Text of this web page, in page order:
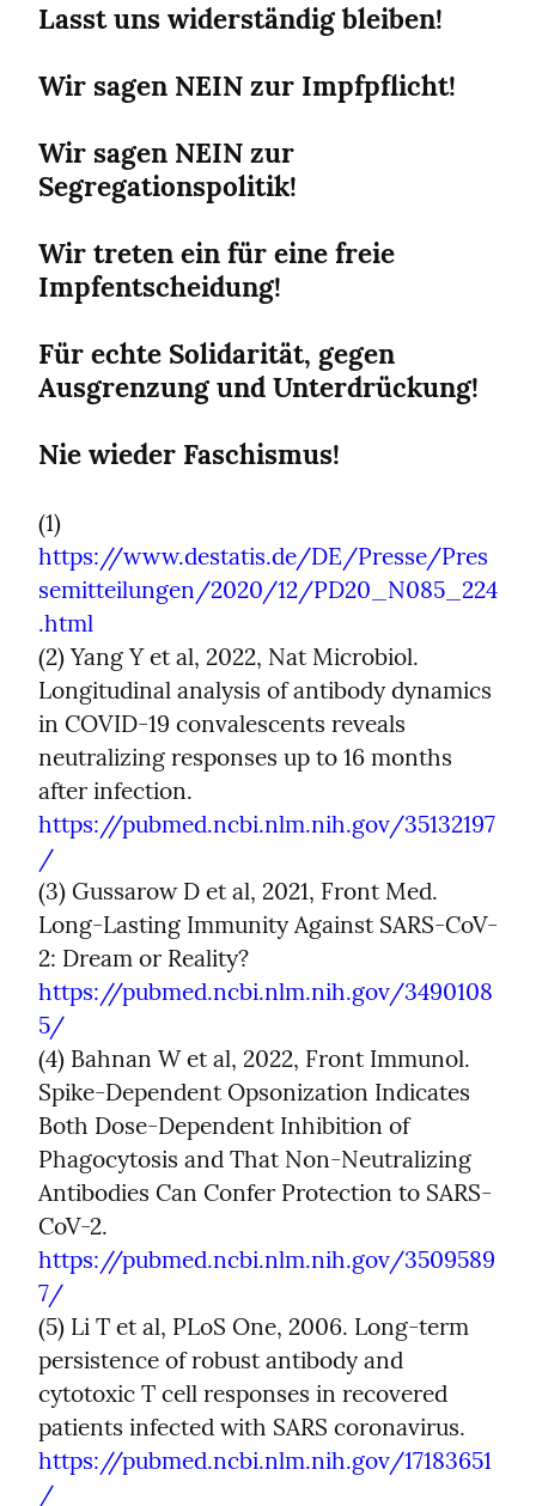
Lasst uns widerständig bleiben!
Wir sagen NEIN zur Impfpflicht!
Wir sagen NEIN zur
Segregationspolitik!
Wir treten ein für eine freie
Impfentscheidung!
Für echte Solidarität, gegen
Ausgrenzung und Unterdrückung!
Nie wieder Faschismus!
https://www.destatis.de/DE/Presse/Pres
semitteilungen/2020/12/PD20_N085_224
.html
(2) Yang Y et al, 2022, Nat Microbiol.
Longitudinal analysis of antibody dynamics
in COVID-19 convalescents reveals
neutralizing responses up to 16 months
https://pubmed.ncbi.nlm.nih.gov/35132197
/
(3) Gussarow D et al, 2021, Front Med.
Long-Lasting Immunity Against SARS-CoV-
https://pubmed.ncbi.nlm.nih.gov/3490108
5/
(4) Bahnan W et al, 2022, Front Immunol.
Spike-Dependent Opsonization Indicates
Both Dose-Dependent Inhibition of
Phagocytosis and That Non-Neutralizing
Antibodies Can Confer Protection to SARS-
https://pubmed.ncbi.nlm.nih.gov/3509589
7/
(5) Li T et al, PLoS One, 2006. Long-term
persistence of robust antibody and
cytotoxic T cell responses in recovered
https://pubmed.ncbi.nlm.nih.gov/17183651
/